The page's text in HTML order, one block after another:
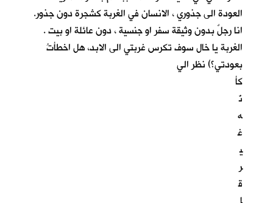
العودة الى جذوري ، الانسان في الغربة كشجرة دون جذور.
انا رجلٌ بدون وثيقة سفر او جنسية ، دون عائلة او بيت .
الغربة يا خال سوف تكرس غربتي الى الابد، هل اخطأتُ
بعودتي؟) نظر الي
كأ
نّ
ه
غ
ي
ر
ق